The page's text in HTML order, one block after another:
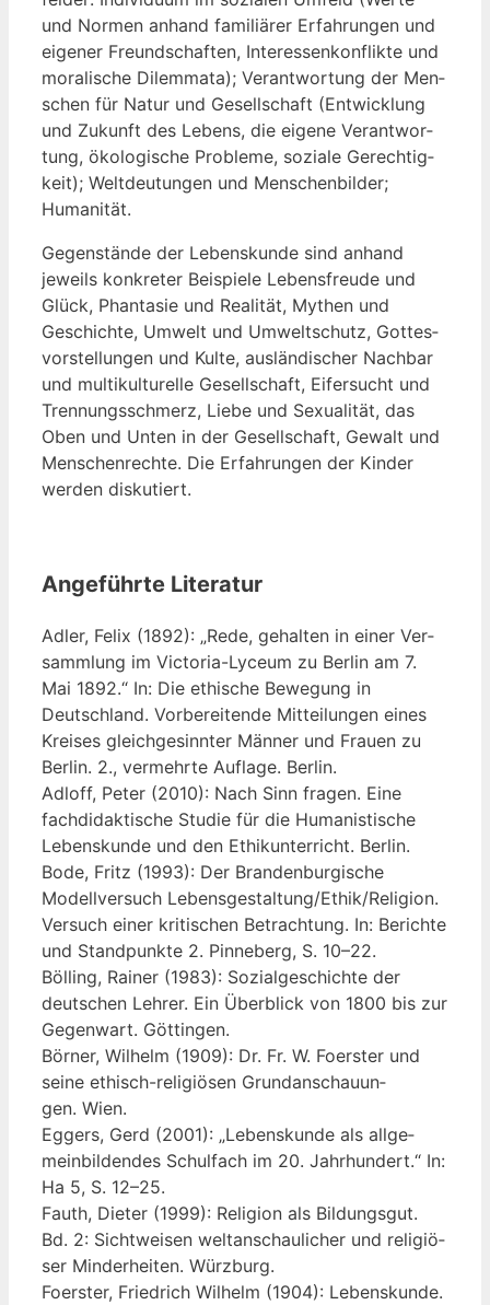
und Nor­men anhand fami­liä­rer Erfah­run­gen und
eige­ner Freund­schaf­ten, Inter­es­sen­kon­flik­te und
mora­li­sche Dilem­ma­ta); Ver­ant­wor­tung der Men­
schen für Natur und Gesell­schaft (Ent­wick­lung
und Zukunft des Lebens, die eige­ne Ver­ant­wor­
tung, öko­lo­gi­sche Pro­ble­me, sozia­le Gerech­tig­
keit); Welt­deu­tun­gen und Men­schen­bil­der;
Humanität.
Gegen­stän­de der Lebens­kun­de sind anhand
jeweils kon­kre­ter Bei­spie­le Lebens­freu­de und
Glück, Phan­ta­sie und Rea­li­tät, Mythen und
Geschich­te, Umwelt und Umwelt­schutz, Got­tes­
vor­stel­lun­gen und Kul­te, aus­län­di­scher Nach­bar
und mul­ti­kul­tu­rel­le Gesell­schaft, Eifer­sucht und
Tren­nungs­schmerz, Lie­be und Sexua­li­tät, das
Oben und Unten in der Gesell­schaft, Gewalt und
Men­schen­rech­te. Die Erfah­run­gen der Kin­der
wer­den diskutiert.
Angeführte Literatur
Adler, Felix (1892): „Rede, gehal­ten in einer Ver­
samm­lung im Vic­to­ria-Lyce­um zu Ber­lin am 7.
Mai 1892.“ In: Die ethi­sche Bewe­gung in
Deutsch­land. Vor­be­rei­ten­de Mit­tei­lun­gen eines
Krei­ses gleich­ge­sinn­ter Män­ner und Frau­en zu
Ber­lin. 2., ver­mehr­te Auf­la­ge. Berlin.
Adl­off, Peter (2010): Nach Sinn fra­gen. Eine
fach­di­dak­ti­sche Stu­die für die Huma­nis­ti­sche
Lebens­kun­de und den Ethik­un­ter­richt. Berlin.
Bode, Fritz (1993): Der Bran­den­bur­gi­sche
Modell­ver­such Lebensgestaltung/Ethik/Religion.
Ver­such einer kri­ti­schen Betrach­tung. In: Berich­te
und Stand­punk­te 2. Pin­ne­berg, S. 10–22.
Böl­ling, Rai­ner (1983): Sozi­al­ge­schich­te der
deut­schen Leh­rer. Ein Über­blick von 1800 bis zur
Gegen­wart. Göttingen.
Bör­ner, Wil­helm (1909): Dr. Fr. W. Foers­ter und
sei­ne ethisch-reli­giö­sen Grund­an­schau­un­
gen. Wien.
Eggers, Gerd (2001): „Lebens­kun­de als all­ge­
mein­bil­den­des Schul­fach im 20. Jahr­hun­dert.“ In:
Ha 5, S. 12–25.
Fauth, Die­ter (1999): Reli­gi­on als Bil­dungs­gut.
Bd. 2: Sicht­wei­sen welt­an­schau­li­cher und reli­giö­
ser Min­der­hei­ten. Würzburg.
Foers­ter, Fried­rich Wil­helm (1904): Lebens­kun­de.